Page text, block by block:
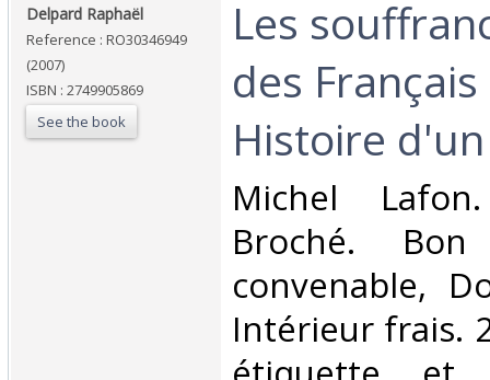
‎Delpard Raphaël‎
Reference : RO30346949
(2007)
ISBN : 2749905869
See the book
‎Les
des
Histoire
‎Michel
Broché.
convenable,
Intérieur frais.